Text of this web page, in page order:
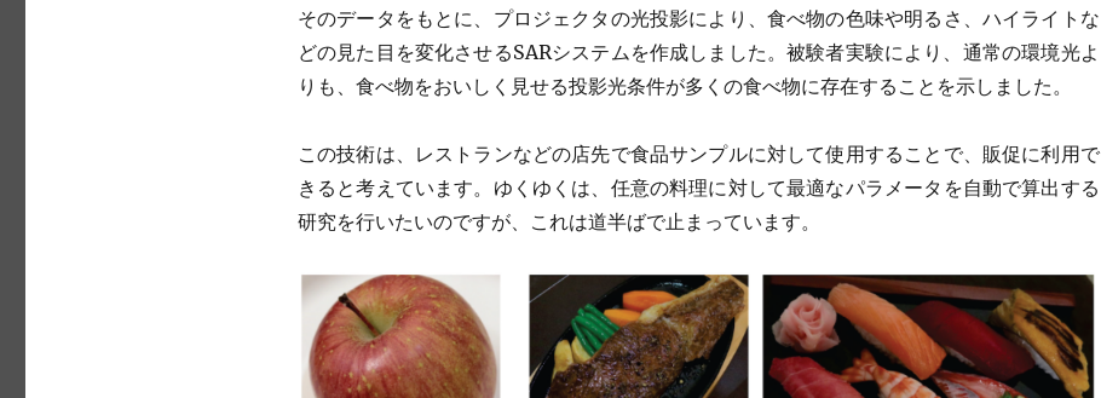
そのデータをもとに、プロジェクタの光投影により、食べ物の色味や明るさ、ハイライトな
どの見た目を変化させるSARシステムを作成しました。被験者実験により、通常の環境光よ
りも、食べ物をおいしく見せる投影光条件が多くの食べ物に存在することを示しました。
この技術は、レストランなどの店先で食品サンプルに対して使用することで、販促に利用で
きると考えています。ゆくゆくは、任意の料理に対して最適なパラメータを自動で算出する
研究を行いたいのですが、これは道半ばで止まっています。